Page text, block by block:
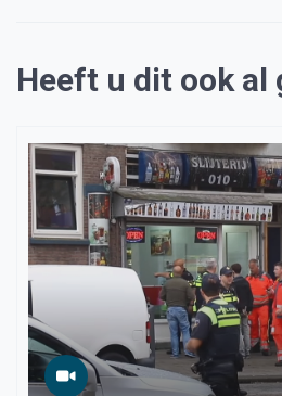
Heeft u dit ook al